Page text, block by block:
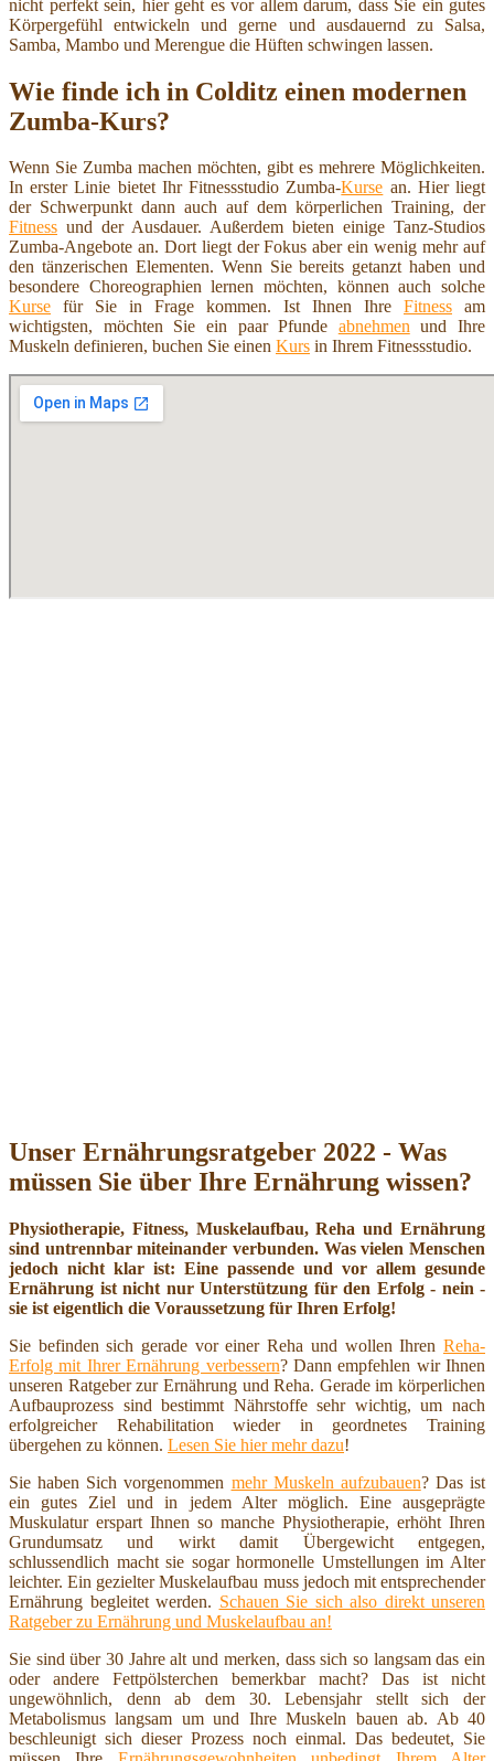
nicht perfekt sein, hier geht es vor allem darum, dass Sie ein gutes
Körpergefühl entwickeln und gerne und ausdauernd zu Salsa,
Samba, Mambo und Merengue die Hüften schwingen lassen.
Wie finde ich in Colditz einen modernen
Zumba-Kurs?
Wenn Sie Zumba machen möchten, gibt es mehrere Möglichkeiten.
In erster Linie bietet Ihr Fitnessstudio Zumba-Kurse an. Hier liegt
der Schwerpunkt dann auch auf dem körperlichen Training, der
Fitness und der Ausdauer. Außerdem bieten einige Tanz-Studios
Zumba-Angebote an. Dort liegt der Fokus aber ein wenig mehr auf
den tänzerischen Elementen. Wenn Sie bereits getanzt haben und
besondere Choreographien lernen möchten, können auch solche
Kurse für Sie in Frage kommen. Ist Ihnen Ihre Fitness am
wichtigsten, möchten Sie ein paar Pfunde abnehmenund Ihre
Muskeln definieren, buchen Sie einen Kurs in Ihrem Fitnessstudio.
Unser Ernährungsratgeber 2022 - Was
müssen Sie über Ihre Ernährung wissen?
Physiotherapie, Fitness, Muskelaufbau, Reha und Ernährung
sind untrennbar miteinander verbunden. Was vielen Menschen
jedoch nicht klar ist: Eine passende und vor allem gesunde
Ernährung ist nicht nur Unterstützung für den Erfolg - nein -
sie ist eigentlich die Voraussetzung für Ihren Erfolg!
Sie befinden sich gerade vor einer Reha und wollen Ihren Reha-
Erfolg mit Ihrer Ernährung verbessern? Dann empfehlen wir Ihnen
unseren Ratgeber zur Ernährung und Reha. Gerade im körperlichen
Aufbauprozess sind bestimmt Nährstoffe sehr wichtig, um nach
erfolgreicher Rehabilitation wieder in geordnetes Training
übergehen zu können. Lesen Sie hier mehr dazu!
Sie haben Sich vorgenommen mehr Muskeln aufzubauen? Das ist
ein gutes Ziel und in jedem Alter möglich. Eine ausgeprägte
Muskulatur erspart Ihnen so manche Physiotherapie, erhöht Ihren
Grundumsatz und wirkt damit Übergewicht entgegen,
schlussendlich macht sie sogar hormonelle Umstellungen im Alter
leichter. Ein gezielter Muskelaufbau muss jedoch mit entsprechender
Ernährung begleitet werden. Schauen Sie sich also direkt unseren
Ratgeber zu Ernährung und Muskelaufbau an!
Sie sind über 30 Jahre alt und merken, dass sich so langsam das ein
oder andere Fettpölsterchen bemerkbar macht? Das ist nicht
ungewöhnlich, denn ab dem 30. Lebensjahr stellt sich der
Metabolismus langsam um und Ihre Muskeln bauen ab. Ab 40
beschleunigt sich dieser Prozess noch einmal. Das bedeutet, Sie